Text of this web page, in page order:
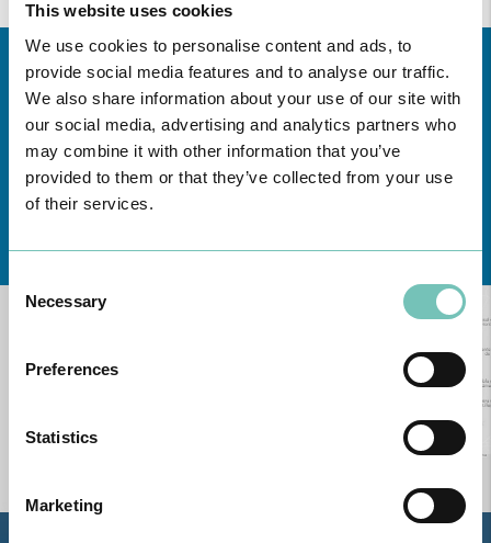
This website uses cookies
We use cookies to personalise content and ads, to
provide social media features and to analyse our traffic.
We also share information about your use of our site with
our social media, advertising and analytics partners who
may combine it with other information that you’ve
provided to them or that they’ve collected from your use
of their services.
Selection
Necessary
Preferences
Statistics
Marketing